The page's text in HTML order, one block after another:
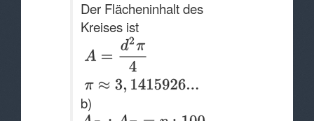
Der Flächeninhalt des
Kreises ist
b)